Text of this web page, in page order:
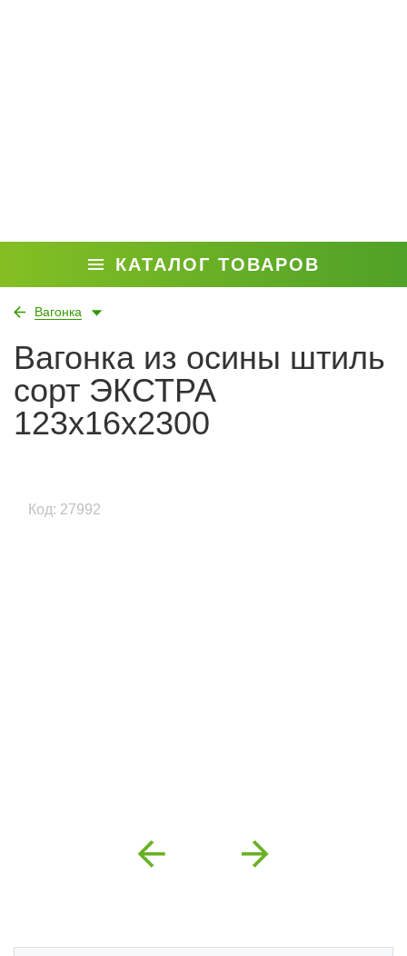
КАТАЛОГ ТОВАРОВ
Вагонка
Вагонка из осины штиль
сорт ЭКСТРА
123x16x2300
Код: 27992
Previous Next